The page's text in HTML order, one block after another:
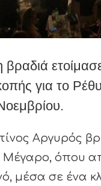
βραδιά
για το
Αργυρός
Μέγαρο, όπου
μέσα σε ένα